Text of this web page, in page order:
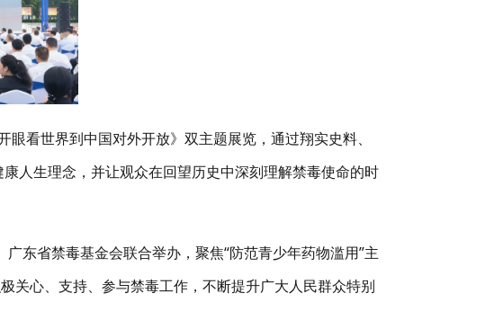
眼看世界到中国对外开放》双主题展览，通过翔实史料、
人生理念，并让观众在回望历史中深刻理解禁毒使命的时
广东省禁毒基金会联合举办，聚焦“防范青少年药物滥用”主
关心、支持、参与禁毒工作，不断提升广大人民群众特别